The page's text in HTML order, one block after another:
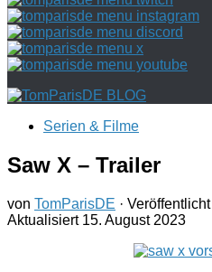
Serien & Filme
Saw X – Trailer
von TomParisDE · Veröffentlicht
Aktualisiert 15. August 2023